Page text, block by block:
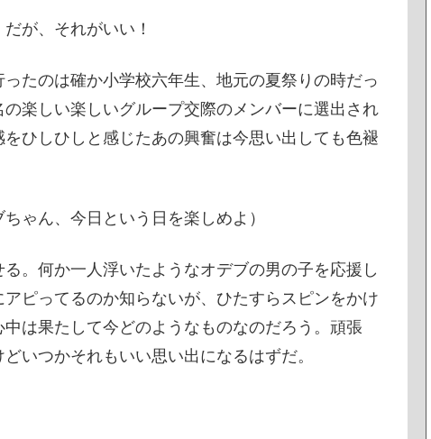
が、それがいい！
たのは確か小学校六年生、地元の夏祭りの時だっ
楽しい楽しいグループ交際のメンバーに選出され
ひしひしと感じたあの興奮は今思い出しても色褪
ん、今日という日を楽しめよ）
。何か一人浮いたようなオデブの男の子を応援し
ピってるのか知らないが、ひたすらスピンをかけ
は果たして今どのようなものなのだろう。頑張
いつかそれもいい思い出になるはずだ。